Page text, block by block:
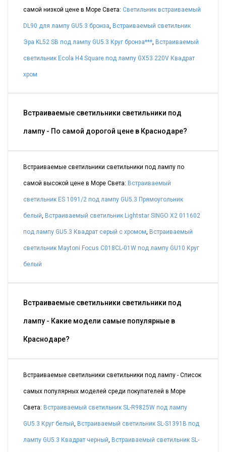
самой низкой цене в Море Света: Светильник встраиваемый
DL90 для лампу GU5.3 бронза, Встраиваемый светильник
Эра KL52 SB под лампу GU5.3 Круг бронза***, Встраиваемый
светильник Ecola H4 Square под лампу GX53 220V Квадрат
хром
Встраиваемые светильники светильники под
лампу - По самой дорогой цене в Краснодаре?
Встраиваемые светильники светильники под лампу по
самой высокой цене в Море Света: Встраиваемый
светильник ES 1091/2 под лампу GU5.3 Прямоугольник
белый, Встраиваемый светильник Lightstar SINGO X2 011602
под лампу GU5.3 Квадрат серый с хромом, Встраиваемый
светильник Maytoni Focus C018CL-01W под лампу GU10 Круг
белый
Встраиваемые светильники светильники под
лампу - Какие модели самые популярные в
Краснодаре?
Встраиваемые светильники светильники под лампу - Список
самых популярных моделей среди покупателей в Море
Света: Встраиваемый светильник SL-R9825W под лампу
GU5.3 Круг белый, Встраиваемый светильник SL-S1391B под
лампу GU5.3 Квадрат черный, Встраиваемый светильник SL-